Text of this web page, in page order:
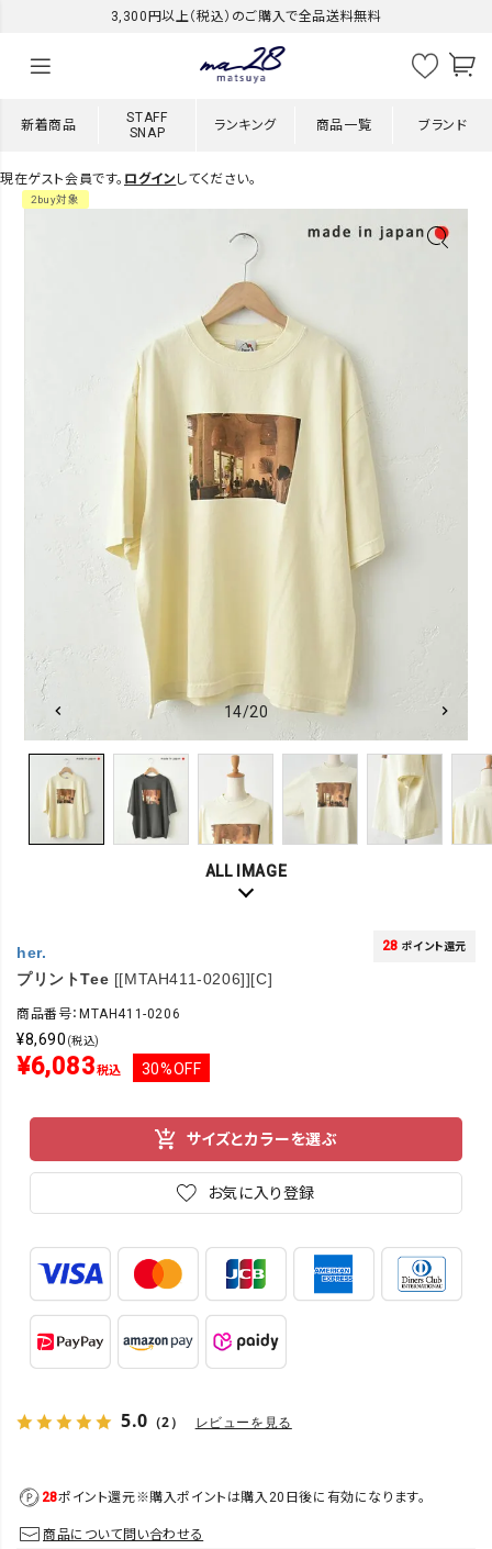
3,300円以上（税込）のご購入で全品送料無料
新着商品
STAFF
SNAP
ランキング 商品一覧 ブランド
現在ゲスト会員です。 ログインしてください。
2buy対象
14/20
ALL IMAGE
her.
プリントTee [[MTAH411-0206]][C]
28 ポイント還元
商品番号：MTAH411-0206
¥8,690 (税込)
¥6,083税込 30%OFF
サイズとカラーを選ぶ
お気に入り登録
5.0 （2） レビューを見る
28ポイント還元※購入ポイントは購入20日後に有効になります。
商品について問い合わせる